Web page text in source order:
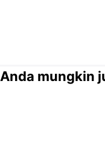
Anda mungkin